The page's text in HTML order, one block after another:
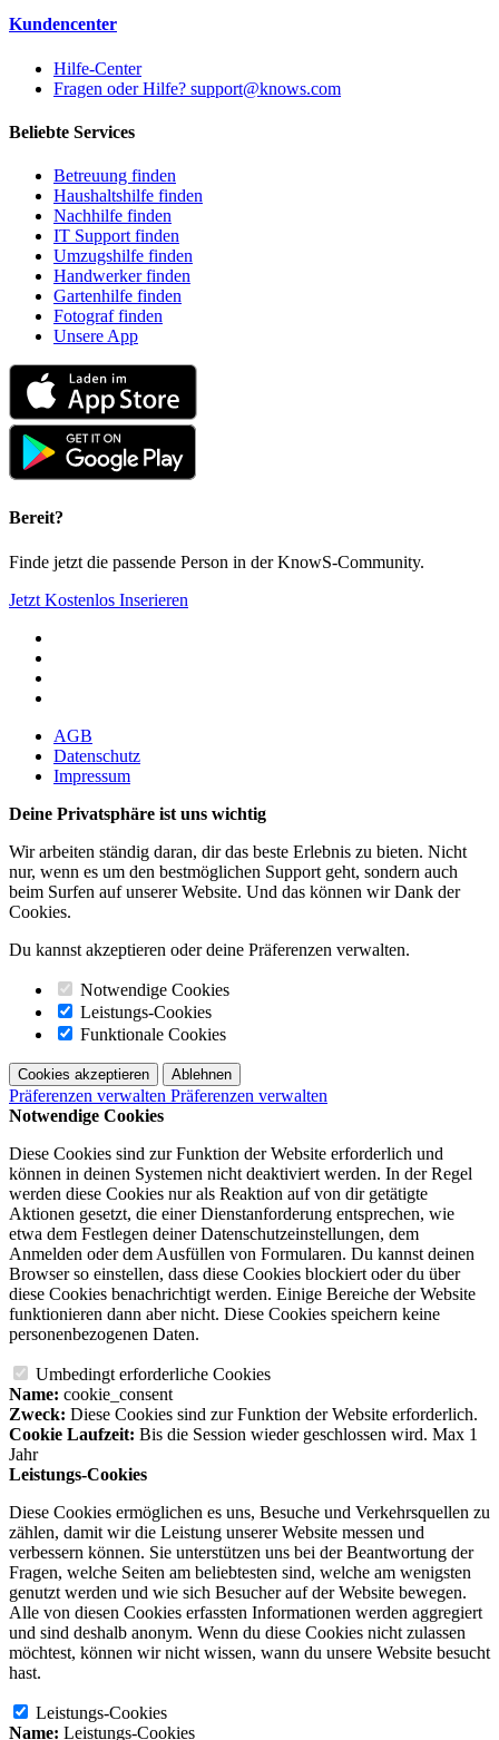
Kundencenter
Hilfe-Center
Fragen oder Hilfe? support@knows.com
Beliebte Services
Betreuung finden
Haushaltshilfe finden
Nachhilfe finden
IT Support finden
Umzugshilfe finden
Handwerker finden
Gartenhilfe finden
Fotograf finden
Unsere App
Bereit?
Finde jetzt die passende Person in der KnowS-Community.
Jetzt Kostenlos Inserieren
AGB
Datenschutz
Impressum
Deine Privatsphäre ist uns wichtig
Wir arbeiten ständig daran, dir das beste Erlebnis zu bieten. Nicht
nur, wenn es um den bestmöglichen Support geht, sondern auch
beim Surfen auf unserer Website. Und das können wir Dank der
Cookies.
Du kannst akzeptieren oder deine Präferenzen verwalten.
Notwendige Cookies
Leistungs-Cookies
Funktionale Cookies
Cookies akzeptieren Ablehnen
Präferenzen verwalten Präferenzen verwalten
Notwendige Cookies
Diese Cookies sind zur Funktion der Website erforderlich und
können in deinen Systemen nicht deaktiviert werden. In der Regel
werden diese Cookies nur als Reaktion auf von dir getätigte
Aktionen gesetzt, die einer Dienstanforderung entsprechen, wie
etwa dem Festlegen deiner Datenschutzeinstellungen, dem
Anmelden oder dem Ausfüllen von Formularen. Du kannst deinen
Browser so einstellen, dass diese Cookies blockiert oder du über
diese Cookies benachrichtigt werden. Einige Bereiche der Website
funktionieren dann aber nicht. Diese Cookies speichern keine
personenbezogenen Daten.
Umbedingt erforderliche Cookies
Name: cookie_consent
Zweck: Diese Cookies sind zur Funktion der Website erforderlich.
Cookie Laufzeit: Bis die Session wieder geschlossen wird. Max 1
Jahr
Leistungs-Cookies
Diese Cookies ermöglichen es uns, Besuche und Verkehrsquellen zu
zählen, damit wir die Leistung unserer Website messen und
verbessern können. Sie unterstützen uns bei der Beantwortung der
Fragen, welche Seiten am beliebtesten sind, welche am wenigsten
genutzt werden und wie sich Besucher auf der Website bewegen.
Alle von diesen Cookies erfassten Informationen werden aggregiert
und sind deshalb anonym. Wenn du diese Cookies nicht zulassen
möchtest, können wir nicht wissen, wann du unsere Website besucht
hast.
Leistungs-Cookies
Name: Leistungs-Cookies